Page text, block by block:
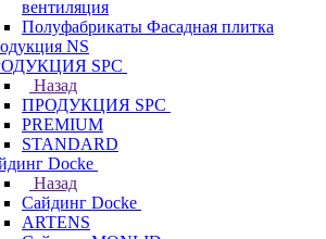
вентиляция
Полуфабрикаты Фасадная плитка
NS
SPC
Назад
ПРОДУКЦИЯ SPC
PREMIUM
STANDARD
Docke
Назад
Сайдинг Docke
ARTENS